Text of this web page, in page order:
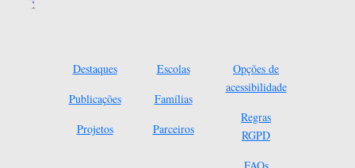
Destaques
Publicações
Projetos
Escolas
Famílias
Parceiros
Opções de
acessibilidade
Regras
RGPD